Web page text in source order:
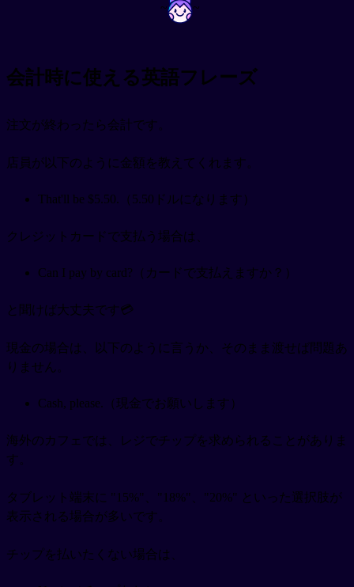
~ ~
会計時に使える英語フレーズ
注文が終わったら会計です。
店員が以下のように金額を教えてくれます。
That'll be $5.50.（5.50ドルになります）
クレジットカードで支払う場合は、
Can I pay by card?（カードで支払えますか？）
と聞けば大丈夫です💳
現金の場合は、以下のように言うか、そのまま渡せば問題あ
りません。
Cash, please.（現金でお願いします）
海外のカフェでは、レジでチップを求められることがありま
す。
タブレット端末に "15%"、"18%"、"20%" といった選択肢が
表示される場合が多いです。
チップを払いたくない場合は、